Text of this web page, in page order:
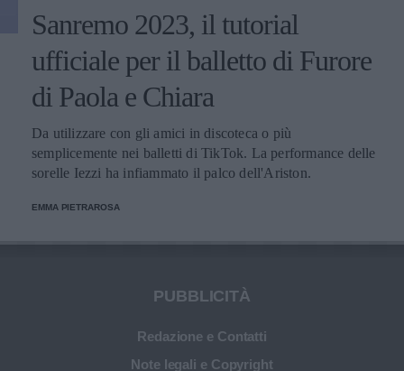
Sanremo 2023, il tutorial
ufficiale per il balletto di Furore
di Paola e Chiara
Da utilizzare con gli amici in discoteca o più
semplicemente nei balletti di TikTok. La performance delle
sorelle Iezzi ha infiammato il palco dell'Ariston.
EMMA PIETRAROSA
PUBBLICITÀ
Redazione e Contatti
Note legali e Copyright